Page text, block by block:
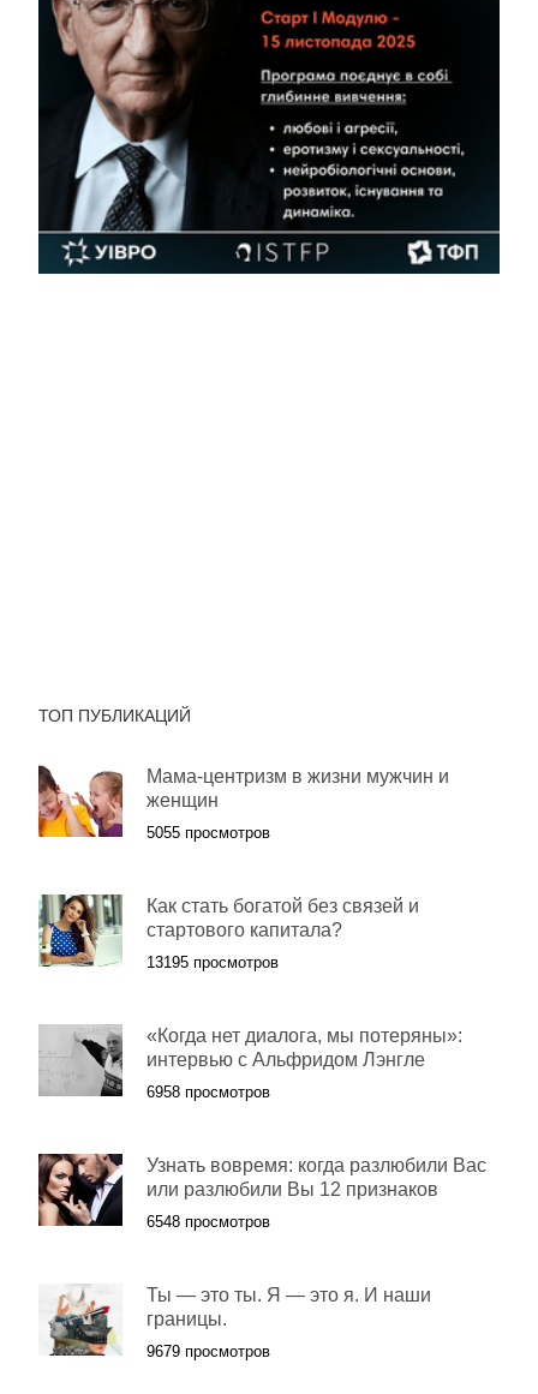
ТОП ПУБЛИКАЦИЙ
Мама-центризм в жизни мужчин и
женщин
5055 просмотров
Как стать богатой без связей и
стартового капитала?
13195 просмотров
«Когда нет диалога, мы потеряны»:
интервью с Альфридом Лэнгле
6958 просмотров
Узнать вовремя: когда разлюбили Вас
или разлюбили Вы 12 признаков
6548 просмотров
Ты — это ты. Я — это я. И наши
границы.
9679 просмотров